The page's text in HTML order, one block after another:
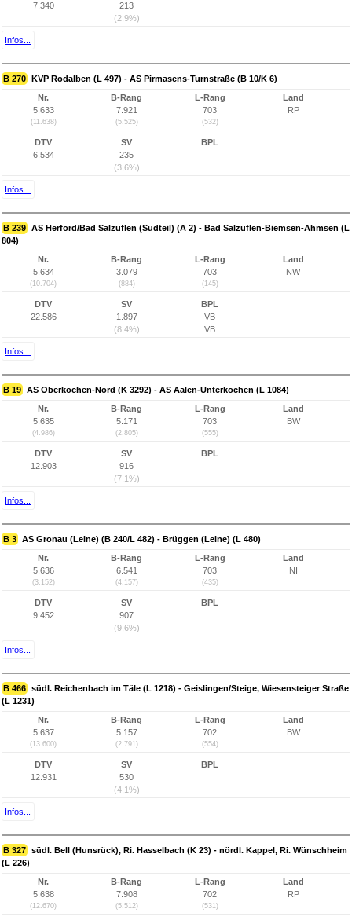
7.340
213
(2,9%)
Infos...
B 270 KVP Rodalben (L 497) - AS Pirmasens-Turnstraße (B 10/K 6)
Nr.
5.633
(11.638)
B-Rang
7.921
(5.525)
L-Rang
703
(532)
Land
RP
DTV
6.534
SV
235
(3,6%)
BPL
Infos...
B 239 AS Herford/Bad Salzuflen (Südteil) (A 2) - Bad Salzuflen-Biemsen-Ahmsen (L
804)
Nr.
5.634
(10.704)
B-Rang
3.079
(884)
L-Rang
703
(145)
Land
NW
DTV
22.586
SV
1.897
(8,4%)
BPL
VB
VB
Infos...
B 19 AS Oberkochen-Nord (K 3292) - AS Aalen-Unterkochen (L 1084)
Nr.
5.635
(4.986)
B-Rang
5.171
(2.805)
L-Rang
703
(555)
Land
BW
DTV
12.903
SV
916
(7,1%)
BPL
Infos...
B 3 AS Gronau (Leine) (B 240/L 482) - Brüggen (Leine) (L 480)
Nr.
5.636
(3.152)
B-Rang
6.541
(4.157)
L-Rang
703
(435)
Land
NI
DTV
9.452
SV
907
(9,6%)
BPL
Infos...
B 466 südl. Reichenbach im Täle (L 1218) - Geislingen/Steige, Wiesensteiger Straße
(L 1231)
Nr.
5.637
(13.600)
B-Rang
5.157
(2.791)
L-Rang
702
(554)
Land
BW
DTV
12.931
SV
530
(4,1%)
BPL
Infos...
B 327 südl. Bell (Hunsrück), Ri. Hasselbach (K 23) - nördl. Kappel, Ri. Wünschheim
(L 226)
Nr.
5.638
(12.670)
B-Rang
7.908
(5.512)
L-Rang
702
(531)
Land
RP